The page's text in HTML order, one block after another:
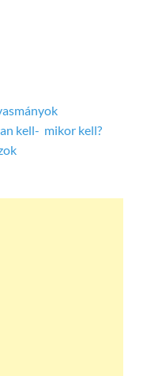
kell- mikor kell?